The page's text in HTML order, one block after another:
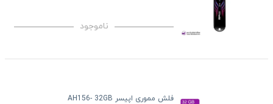
ناموجود
فلش مموری اپیسر AH156- 32GB